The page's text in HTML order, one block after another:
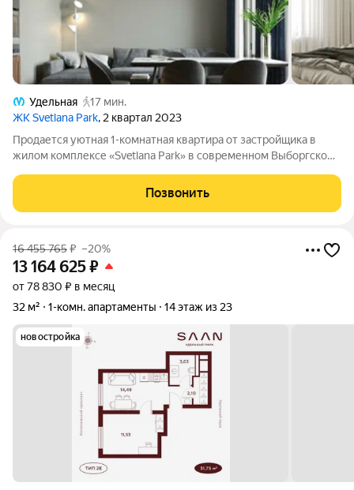
Удельная
17 мин.
ЖК Svetlana Park, 2 квартал 2023
Продается уютная 1-комнатная квартира от застройщика в
жилом комплексе «Svetlana Park» в современном Выборгском
Удобная, классическая, функциональная европланировка,
большая кухня-гостиная
Позвонить
16 455 765₽ –20%
13 164 625₽
от 78 830 ₽ в месяц
32 м²
1-комн. апартаменты 14 этаж из 23
новостройка